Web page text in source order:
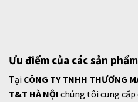
Ưu điểm của các sản
Tại CÔNG TY TNHH THƯƠNG
T&T HÀ NỘI chúng tôi cung cấp